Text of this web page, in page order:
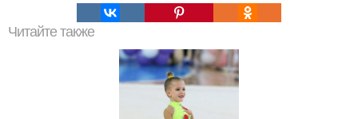
Читайте также